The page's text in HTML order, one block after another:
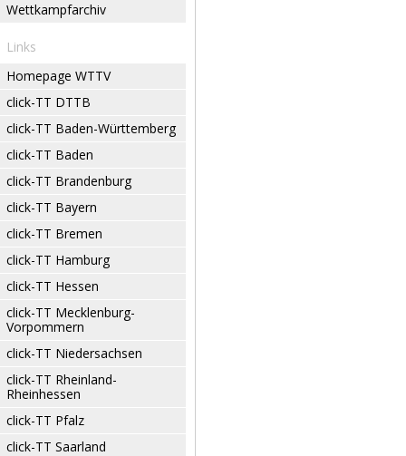
Wettkampfarchiv
Links
Homepage WTTV
click-TT DTTB
click-TT Baden-Württemberg
click-TT Baden
click-TT Brandenburg
click-TT Bayern
click-TT Bremen
click-TT Hamburg
click-TT Hessen
click-TT Mecklenburg-
Vorpommern
click-TT Niedersachsen
click-TT Rheinland-
Rheinhessen
click-TT Pfalz
click-TT Saarland